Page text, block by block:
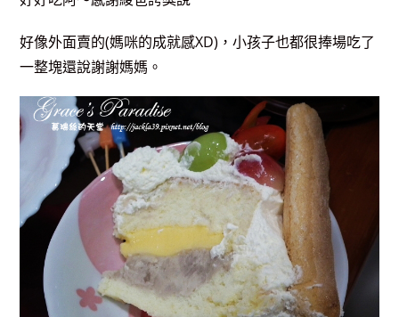
好像外面賣的(媽咪的成就感XD)，小孩子也都很捧場吃了
一整塊還說謝謝媽媽。